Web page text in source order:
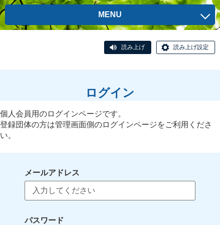
MENU
読み上げ 読み上げ設定
ログイン
個人会員用のログインページです。
登録団体の方は管理画面側のログインページをご利用くださ
い。
メールアドレス
パスワード